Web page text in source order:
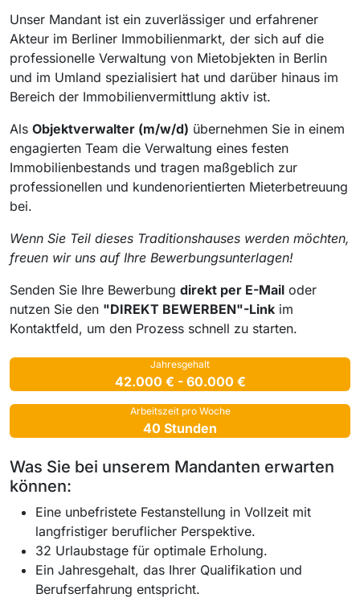
Unser Mandant ist ein zuverlässiger und erfahrener
Akteur im Berliner Immobilienmarkt, der sich auf die
professionelle Verwaltung von Mietobjekten in Berlin
und im Umland spezialisiert hat und darüber hinaus im
Bereich der Immobilienvermittlung aktiv ist.
Als Objektverwalter (m/w/d) übernehmen Sie in einem
engagierten Team die Verwaltung eines festen
Immobilienbestands und tragen maßgeblich zur
professionellen und kundenorientierten Mieterbetreuung
bei.
Wenn Sie Teil dieses Traditionshauses werden möchten,
freuen wir uns auf Ihre Bewerbungsunterlagen!
Senden Sie Ihre Bewerbung direkt per E-Mail oder
nutzen Sie den "DIREKT BEWERBEN"-Link im
Kontaktfeld, um den Prozess schnell zu starten.
Jahresgehalt
42.000 € - 60.000 €
Arbeitszeit pro Woche
40 Stunden
Was Sie bei unserem Mandanten erwarten
können:
Eine unbefristete Festanstellung in Vollzeit mit
langfristiger beruflicher Perspektive.
32 Urlaubstage für optimale Erholung.
Ein Jahresgehalt, das Ihrer Qualifikation und
Berufserfahrung entspricht.